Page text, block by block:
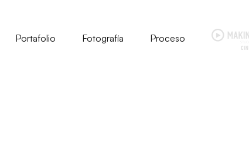
Portafolio Fotografía Proceso